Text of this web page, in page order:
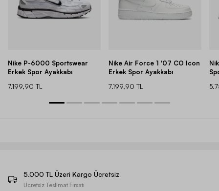
Nike P-6000 Sportswear
Erkek Spor Ayakkabı
7.199,90 TL
Nike Air Force 1 '07 CO Icon
Erkek Spor Ayakkabı
7.199,90 TL
5.000 TL Üzeri Kargo Ücretsiz
Ücretsiz Teslimat Fırsatı